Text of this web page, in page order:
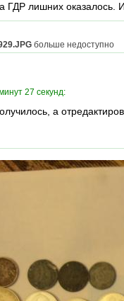
ГДР лишних оказалось.
больше недоступно
27 секунд:
а